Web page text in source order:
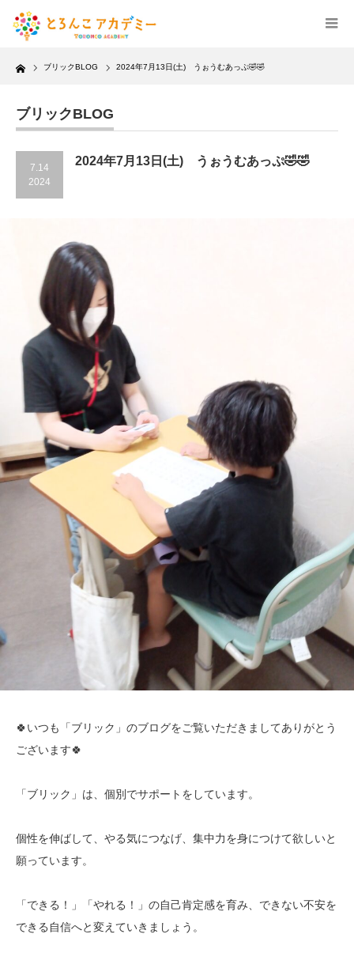
Home ブリックBLOG 2024年7月13日(土) うぉうむあっぷ🤣🤣
ブリックBLOG
7.14
2024
2024年7月13日(土) うぉうむあっぷ🤣🤣
🍀いつも「ブリック」のブログをご覧いただきましてありがとう
ございます🍀
「ブリック」は、個別でサポートをしています。
個性を伸ばして、やる気につなげ、集中力を身につけて欲しいと
願っています。
「できる！」「やれる！」の自己肯定感を育み、できない不安を
できる自信へと変えていきましょう。